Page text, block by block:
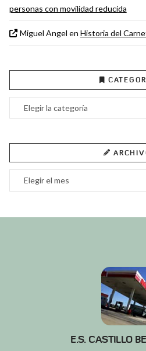
personas con movilidad reducida
Miguel Angel en Historia del
Categorías
Archivos
E.S. CASTILLO